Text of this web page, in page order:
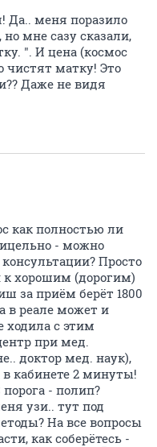
Да.. меня поразило
мне сазу сказали,
". И цена (космос
чистят матку! Это
Даже не видя
как полностью ли
- можно
Просто
хорошим (дорогим)
за приём берёт 1800
в реале может и
с этим
при мед.
доктор мед. наук),
в кабинете 2 минуты!
- полип?
узи.. тут под
На все вопросы
как соберётесь -